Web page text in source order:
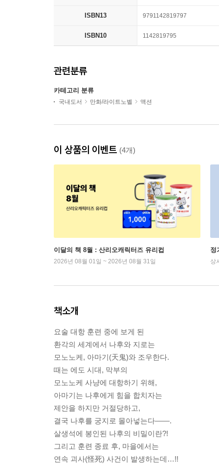
ISBN13 9791142819797
ISBN10 1142819795
관련분류
카테고리 분류
국내도서 만화/라이트노벨 액션
이 상품의 이벤트 (4개)
이달의 책 8월 : 산리오캐릭터즈 유리컵
2026년 08월 01일 ~ 2026년 08월 31일
정
상
책소개
요술 대항 훈련 중에 보게 된
환각의 세계에서 나후와 지로는
모노노케, 아마기(天鬼)와 조우한다.
때는 에도 시대, 막부의
모노노케 사냥에 대항하기 위해,
아마기는 나후에게 힘을 합치자는
제안을 하지만 거절당하고,
결국 나후를 궁지로 몰아넣는다――.
살생석에 봉인된 나후의 비밀이란?!
그리고 훈련 종료 후, 마을에서는
연속 괴사(怪死) 사건이 발생하는데…!!